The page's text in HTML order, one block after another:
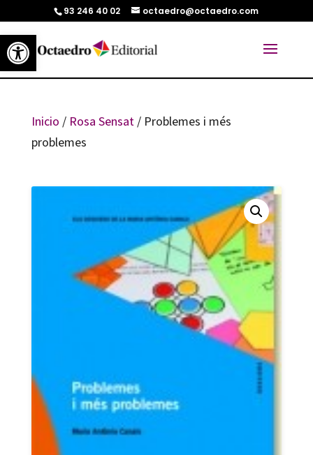
Abrir barra de herramientas
93 246 40 02 octaedro@octaedro.com
Inicio / Rosa Sensat/ Problemes i més
problemes